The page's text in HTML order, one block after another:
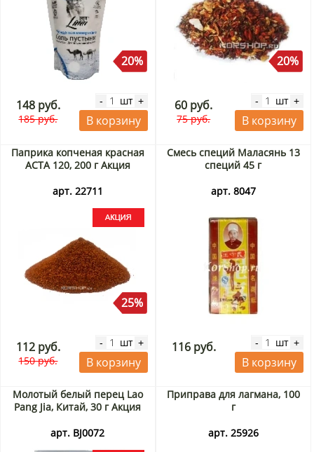
20%
148 руб.
185 руб.
- шт +
В корзину
20%
60 руб.
75 руб.
- шт +
В корзину
Паприка копченая красная
АСТА 120, 200 г Акция
арт. 22711
25%
112 руб.
150 руб.
- шт +
В корзину
Смесь специй Маласянь 13
специй 45 г
арт. 8047
116 руб. - шт +
В корзину
Молотый белый перец Lao
Pang Jia, Китай, 30 г Акция
арт. BJ0072
Приправа для лагмана, 100
г
арт. 25926